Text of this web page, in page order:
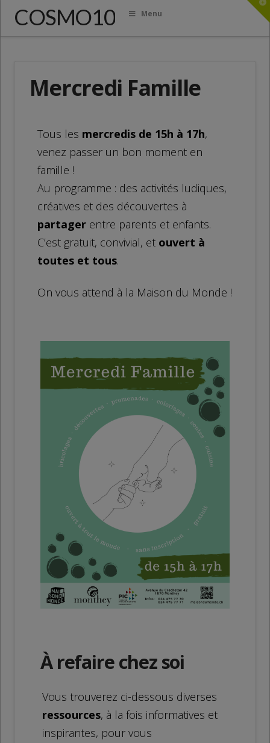
COSMO10 Menu
Mercredi Famille
Tous les mercredis de 15h à 17h,
venez passer un bon moment en
famille !
Au programme : des activités ludiques,
créatives et des découvertes à
partager entre parents et enfants.
C’est gratuit, convivial, et ouvert à
toutes et tous.
On vous attend à la Maison du Monde !
À refaire chez soi
Vous trouverez ci-dessous diverses
ressources, à la fois informatives et
inspirantes, pour vous